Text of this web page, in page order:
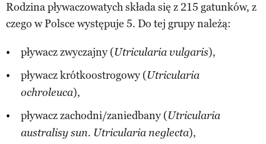
Rodzina pływaczowatych składa się z 215 gatunków, z
czego w Polsce występuje 5. Do tej grupy należą:
pływacz zwyczajny (Utricularia vulgaris),
pływacz krótkoostrogowy (Utricularia
ochroleuca),
pływacz zachodni/zaniedbany (Utricularia
australisy sun. Utricularia neglecta),